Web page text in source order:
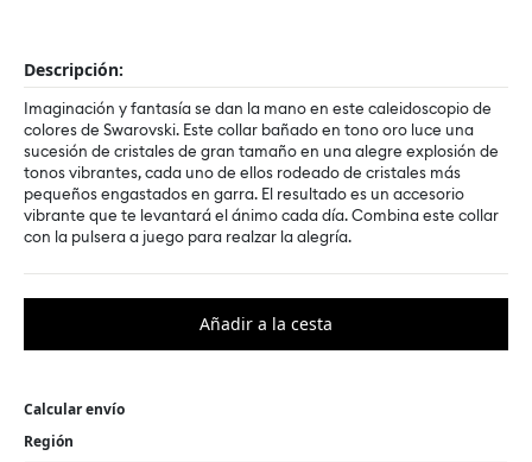
Descripción:
Imaginación y fantasía se dan la mano en este caleidoscopio de
colores de Swarovski. Este collar bañado en tono oro luce una
sucesión de cristales de gran tamaño en una alegre explosión de
tonos vibrantes, cada uno de ellos rodeado de cristales más
pequeños engastados en garra. El resultado es un accesorio
vibrante que te levantará el ánimo cada día. Combina este collar
con la pulsera a juego para realzar la alegría.
Calcular envío
Región